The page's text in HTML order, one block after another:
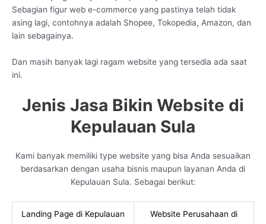
Sebagian figur web e-commerce yang pastinya telah tidak
asing lagi, contohnya adalah Shopee, Tokopedia, Amazon, dan
lain sebagainya.
Dan masih banyak lagi ragam website yang tersedia ada saat
ini.
Jenis Jasa Bikin Website di
Kepulauan Sula
Kami banyak memiliki type website yang bisa Anda sesuaikan
berdasarkan dengan usaha bisnis maupun layanan Anda di
Kepulauan Sula. Sebagai berikut:
Landing Page di Kepulauan
Website Perusahaan di